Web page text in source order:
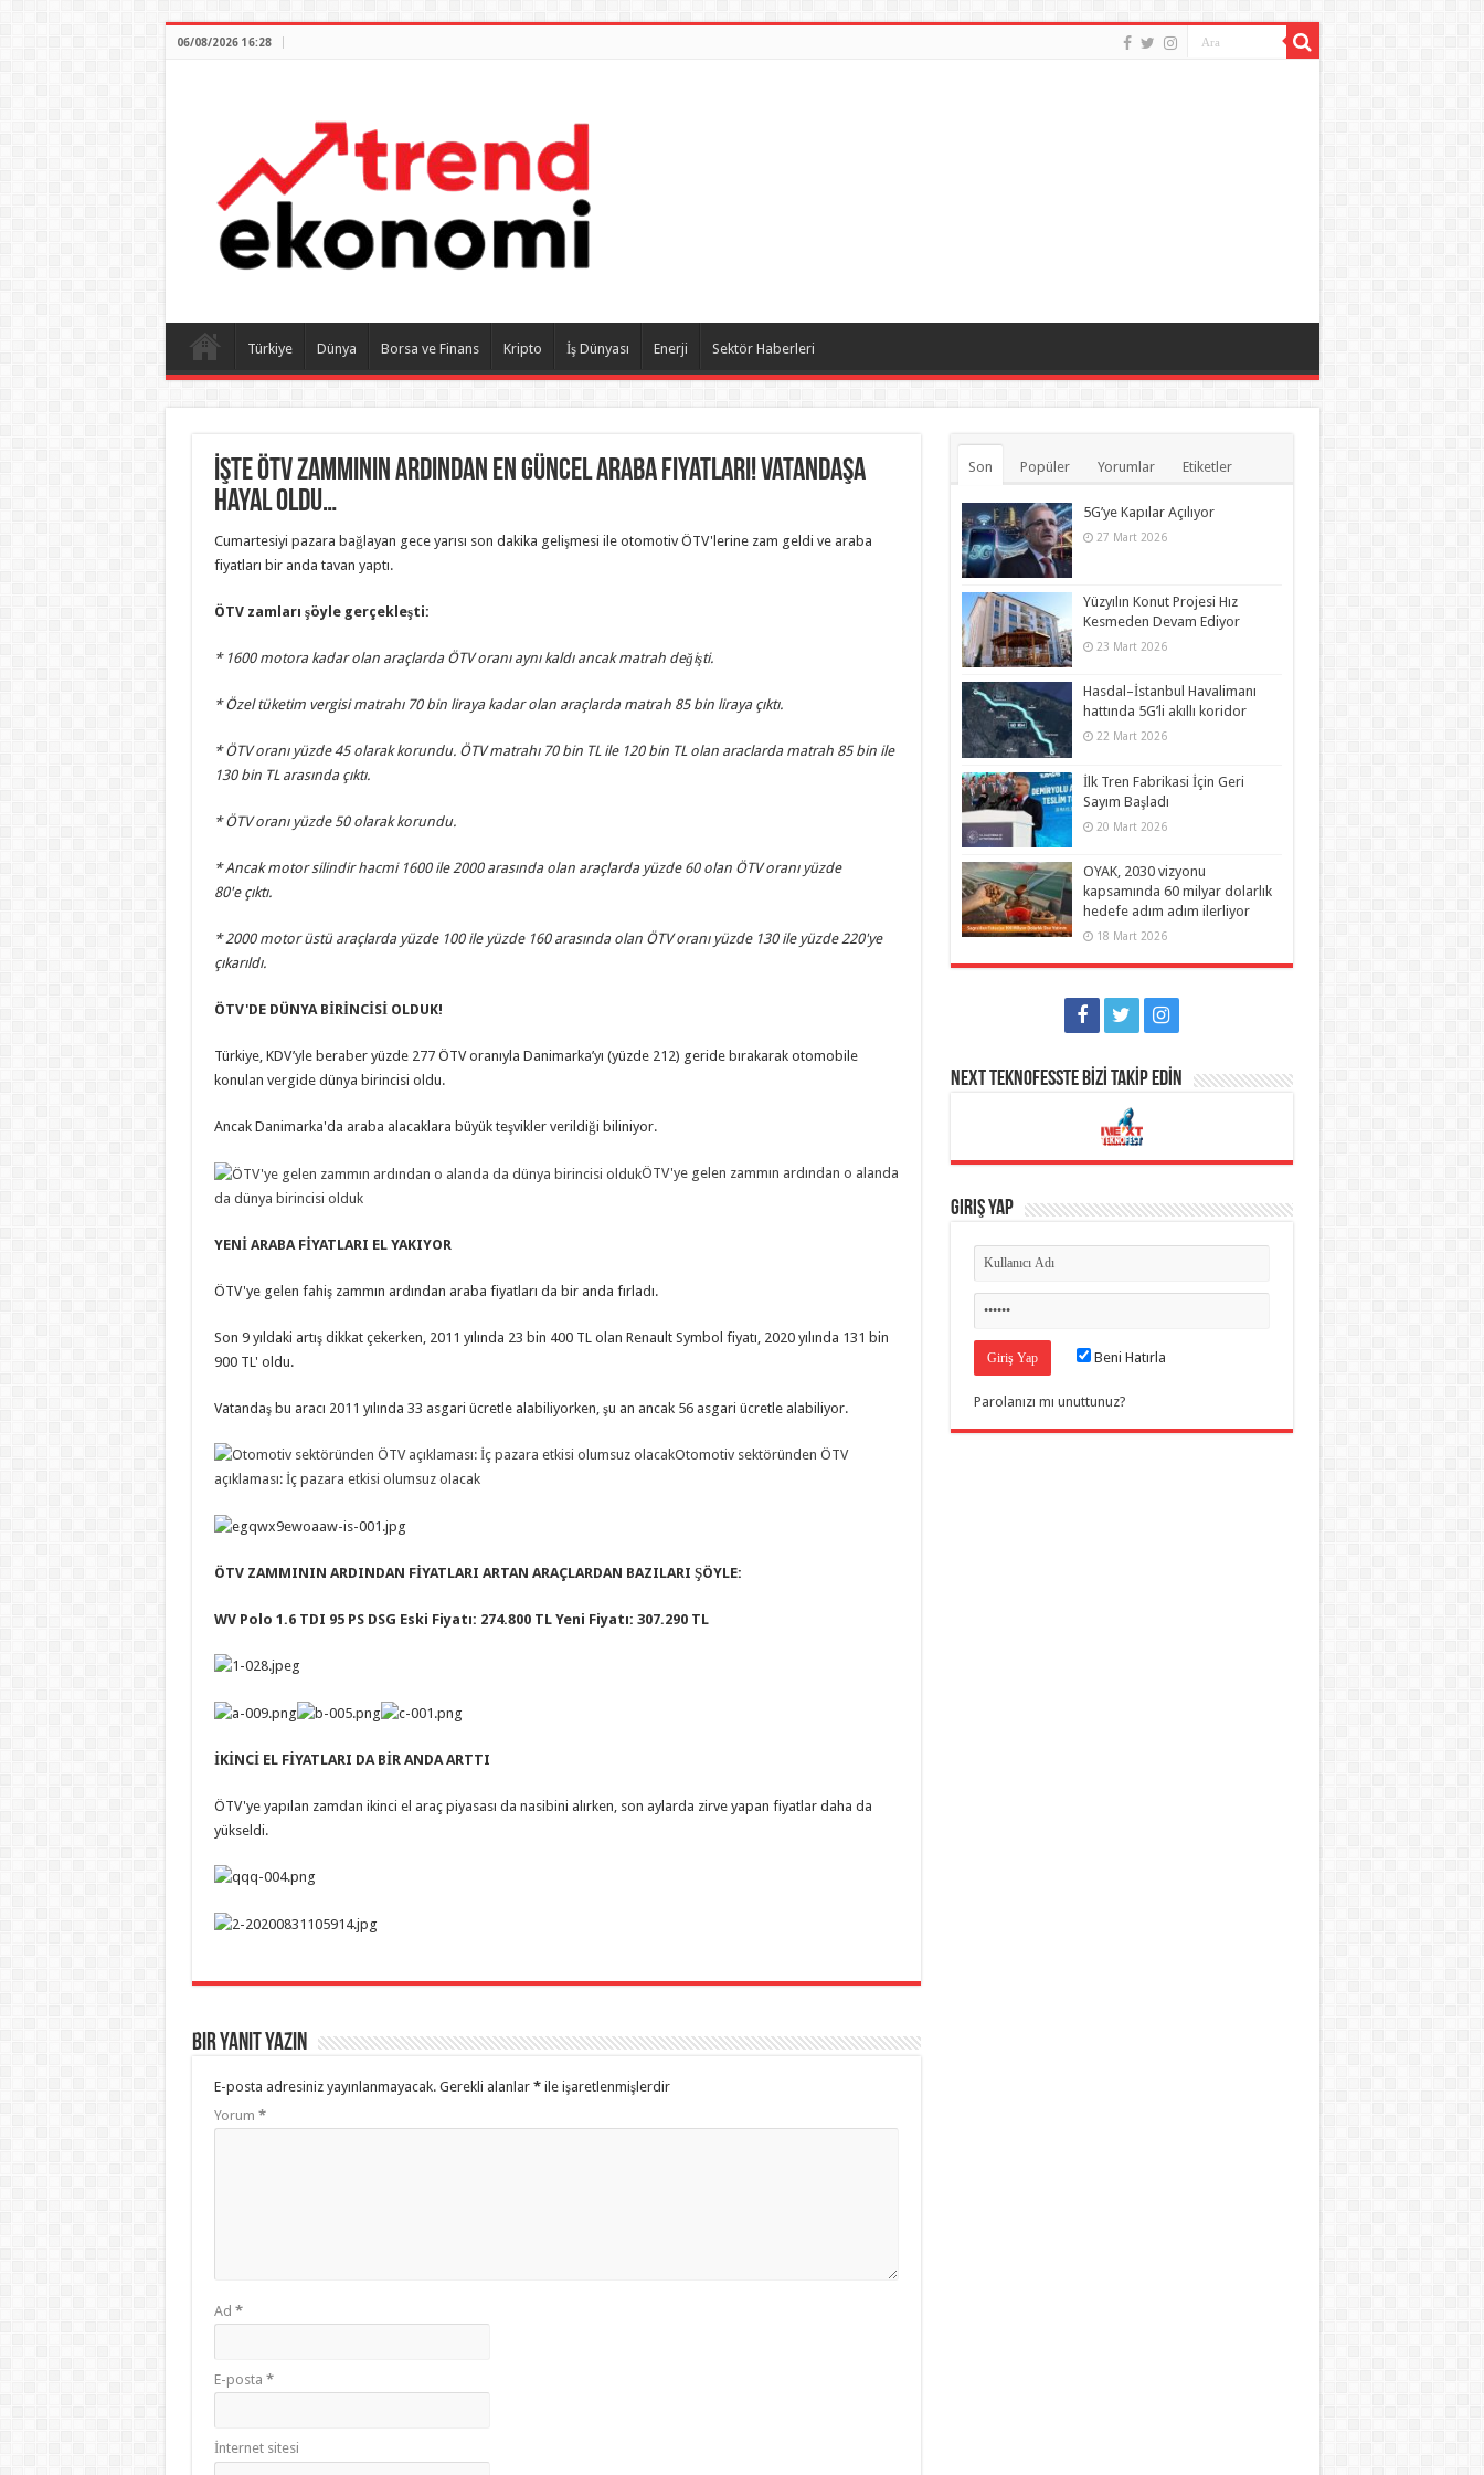
06/08/2026 16:28
Türkiye Dünya Borsa ve Finans Kripto İş Dünyası Enerji Sektör Haberleri
İşte ÖTV zammının ardından en güncel araba fiyatları! Vatandaşa
hayal oldu…
Cumartesiyi pazara bağlayan gece yarısı son dakika gelişmesi ile otomotiv ÖTV'lerine zam geldi ve araba
fiyatları bir anda tavan yaptı.
ÖTV zamları şöyle gerçekleşti:
* 1600 motora kadar olan araçlarda ÖTV oranı aynı kaldı ancak matrah değişti.
* Özel tüketim vergisi matrahı 70 bin liraya kadar olan araçlarda matrah 85 bin liraya çıktı.
* ÖTV oranı yüzde 45 olarak korundu. ÖTV matrahı 70 bin TL ile 120 bin TL olan araclarda matrah 85 bin ile
130 bin TL arasında çıktı.
* ÖTV oranı yüzde 50 olarak korundu.
* Ancak motor silindir hacmi 1600 ile 2000 arasında olan araçlarda yüzde 60 olan ÖTV oranı yüzde
80'e çıktı.
* 2000 motor üstü araçlarda yüzde 100 ile yüzde 160 arasında olan ÖTV oranı yüzde 130 ile yüzde 220'ye
çıkarıldı.
ÖTV'DE DÜNYA BİRİNCİSİ OLDUK!
Türkiye, KDV’yle beraber yüzde 277 ÖTV oranıyla Danimarka’yı (yüzde 212) geride bırakarak otomobile
konulan vergide dünya birincisi oldu.
Ancak Danimarka'da araba alacaklara büyük teşvikler verildiği biliniyor.
ÖTV'ye gelen zammın ardından o alanda
da dünya birincisi olduk
YENİ ARABA FİYATLARI EL YAKIYOR
ÖTV'ye gelen fahiş zammın ardından araba fiyatları da bir anda fırladı.
Son 9 yıldaki artış dikkat çekerken, 2011 yılında 23 bin 400 TL olan Renault Symbol fiyatı, 2020 yılında 131 bin
900 TL' oldu.
Vatandaş bu aracı 2011 yılında 33 asgari ücretle alabiliyorken, şu an ancak 56 asgari ücretle alabiliyor.
Otomotiv sektöründen ÖTV
açıklaması: İç pazara etkisi olumsuz olacak
ÖTV ZAMMININ ARDINDAN FİYATLARI ARTAN ARAÇLARDAN BAZILARI ŞÖYLE:
WV Polo 1.6 TDI 95 PS DSG Eski Fiyatı: 274.800 TL Yeni Fiyatı: 307.290 TL
İKİNCİ EL FİYATLARI DA BİR ANDA ARTTI
ÖTV'ye yapılan zamdan ikinci el araç piyasası da nasibini alırken, son aylarda zirve yapan fiyatlar daha da
yükseldi.
Bir yanıt yazın
E-posta adresiniz yayınlanmayacak. Gerekli alanlar *ile işaretlenmişlerdir
Yorum *
Ad *
E-posta *
İnternet sitesi
Son Popüler Yorumlar Etiketler
5G’ye Kapılar Açılıyor
27 Mart 2026
Yüzyılın Konut Projesi Hız
Kesmeden Devam Ediyor
23 Mart 2026
Hasdal–İstanbul Havalimanı
hattında 5G’li akıllı koridor
22 Mart 2026
İlk Tren Fabrikasi İçin Geri
Sayım Başladı
20 Mart 2026
OYAK, 2030 vizyonu
kapsamında 60 milyar dolarlık
hedefe adım adım ilerliyor
18 Mart 2026
NEXT TEKNOFESSTE BİZİ TAKİP EDİN
Giriş Yap
Beni Hatırla
Parolanızı mı unuttunuz?